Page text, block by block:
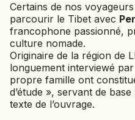
TANZANIE
TOGO
TURKMÉNISTAN
TURQUIE
VIETNAM
ZANZIBAR
Certains de nos
parcourir le Tibet avec
francophone passionné,
culture nomade.
Originaire de la région de
longuement interviewé
propre famille ont
d’étude », servant de
texte de l’ouvrage.